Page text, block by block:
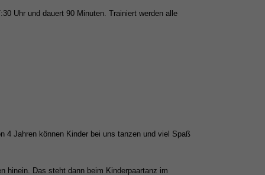
Uhr und dauert 90 Minuten. Trainiert werden alle
4 Jahren können Kinder bei uns tanzen und viel Spaß
hinein. Das steht dann beim Kinderpaartanz im